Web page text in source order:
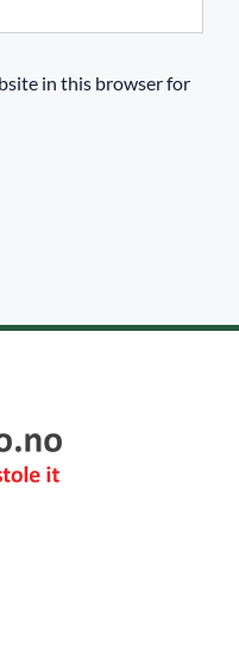
in this browser for